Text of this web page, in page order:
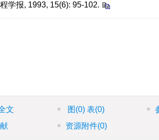
学报, 1993, 15(6): 95-102.
文 图 (0) 表(0)
资源附件(0)